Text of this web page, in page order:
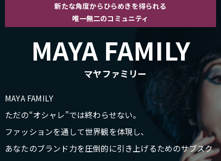
新たな角度からひらめきを得られる
唯一無二のコミュニティ
MAYA FAMILY
マヤファミリー
MAYA FAMILY
ただの“オシャレ”では終わらせない。
ファッションを通して世界観を体現し、
あなたのブランド力を圧倒的に引き上げるためのサブスク